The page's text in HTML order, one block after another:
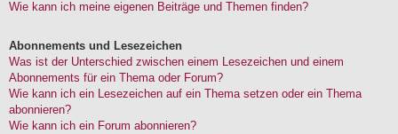
Wie kann ich meine eigenen Beiträge und Themen finden?
Abonnements und Lesezeichen
Was ist der Unterschied zwischen einem Lesezeichen und einem
Abonnements für ein Thema oder Forum?
Wie kann ich ein Lesezeichen auf ein Thema setzen oder ein Thema
abonnieren?
Wie kann ich ein Forum abonnieren?